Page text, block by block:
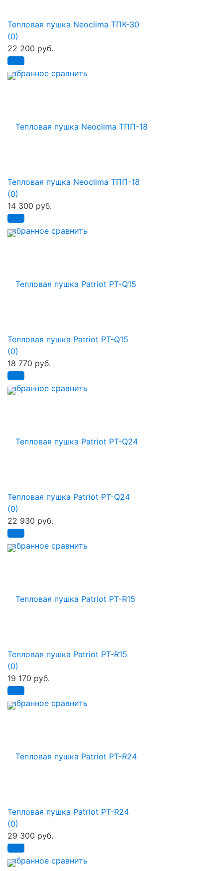
избранное сравнить
Тепловая пушка Neoclima ТПК-30
(0)
22 200 руб.
избранное сравнить
Тепловая пушка Neoclima ТПП-18
(0)
14 300 руб.
избранное сравнить
Тепловая пушка Patriot PT-Q15
(0)
18 770 руб.
избранное сравнить
Тепловая пушка Patriot PT-Q24
(0)
22 930 руб.
избранное сравнить
Тепловая пушка Patriot PT-R15
(0)
19 170 руб.
избранное сравнить
Тепловая пушка Patriot PT-R24
(0)
29 300 руб.